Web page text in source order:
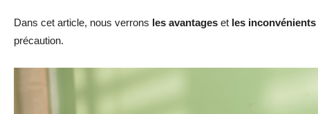
Dans cet article, nous verrons les avantages et les inconvénients
précaution.